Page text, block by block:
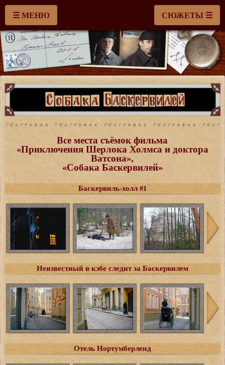
☰ МЕНЮ СЮЖЕТЫ ☰
Все места съёмок фильма
«Приключения Шерлока Холмса и доктора
Ватсона»,
«Собака Баскервилей»
Баскервиль-холл #1
Неизвестный в кэбе следит за Баскервилем
Отель Нортумберленд